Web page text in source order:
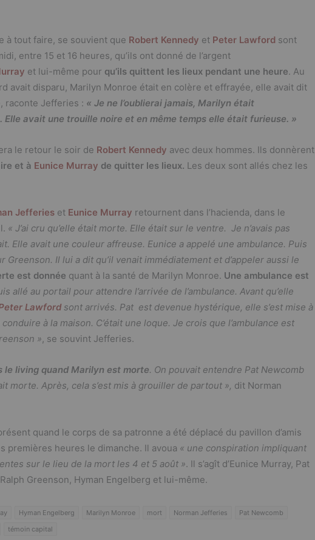
à tout faire, se souvient que Robert Kennedy et Peter Lawford sont
entre 15 et 16 heures, qu’ils ont donné de l’argent
et lui-même pour qu’ils quittent les lieux pendant une heure. Au
avait disparu, Marilyn Monroe était en colère et effrayée, elle avait dit
raconte Jefferies : « Je ne l’oublierai jamais, Marilyn était
avait une trouille noire et en même temps elle était furieuse. »
le retour le soir de Robert Kennedy avec deux hommes. Ils donnèrent
et à Eunice Murray de quitter les lieux. Les deux sont allés chez les
Jefferies et Eunice Murray retournent dans l’hacienda, dans le
« J’ai cru qu’elle était morte. Elle était sur le ventre. Je n’avais pas
Elle avait une couleur affreuse. Eunice a appelé une ambulance. Puis
Greenson. Il lui a dit qu’il venait immédiatement et d’appeler aussi le
est donnée quant à la santé de Marilyn Monroe. Une ambulance est
allé au portail pour attendre l’arrivée de l’ambulance. Avant qu’elle
Lawfordsont arrivés. Pat est devenue hystérique, elle s’est mise à
à la maison. C’était une loque. Je crois que l’ambulance est
», se souvint Jefferies.
le living quand Marilyn est morte. On pouvait entendre Pat Newcomb
morte. Après, cela s’est mis à grouiller de partout », dit Norman
quand le corps de sa patronne a été déplacé du pavillon d’amis
premières heures le dimanche. Il avoua « une conspiration impliquant
sur le lieu de la mort les 4 et 5 août ». Il s’agît d’Eunice Murray, Pat
Greenson, Hyman Engelberg et lui-même.
Hyman Engelberg Marilyn Monroe mort Norman Jefferies
Pat Newcomb
témoin capital